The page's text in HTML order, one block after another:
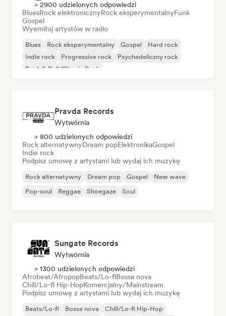
> 2900 udzielonych odpowiedzi
BluesRock elektronicznyRock eksperymentalnyFunk
Gospel
Wyemituj artystów w radio
Blues Rock eksperymentalny Gospel
Hard rock
Indie rock
Progressive rock
Psychedeliczny rock
Rock & Roll/Classic Rock
Pravda Records
Wytwórnia
> 800 udzielonych odpowiedzi
Rock alternatywnyDream popElektronikaGospel
Indie rock
Podpisz umowę z artystami lub wydaj ich muzykę
Rock alternatywny Dream pop Gospel
New wave
Pop-soul
Reggae Shoegaze Soul
Sungate Records
Wytwórnia
> 1300 udzielonych odpowiedzi
Afrobeat/AfropopBeats/Lo-fiBossa nova
Chill/Lo-fi Hip-HopKomercjalny/Mainstream
Podpisz umowę z artystami lub wydaj ich muzykę
Beats/Lo-fi Bossa nova Chill/Lo-fi Hip-Hop